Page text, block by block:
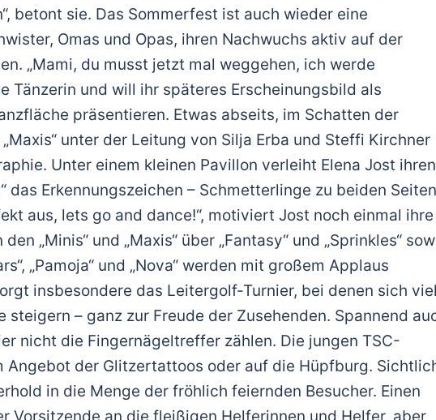
betont sie. Das Sommerfest ist auch wieder eine
Omas und Opas, ihren Nachwuchs aktiv auf der
„Mami, du musst jetzt mal weggehen, ich werde
Tänzerin und will ihr späteres Erscheinungsbild als
präsentieren. Etwas abseits, im Schatten der
„Maxis“ unter der Leitung von Silja Erba und Steffi Kirchner
Unter einem kleinen Pavillon verleiht Elena Jost ihren
das Erkennungszeichen – Schmetterlinge zu beiden Seiten
aus, lets go and dance!“, motiviert Jost noch einmal ihre
„Minis“ und „Maxis“ über „Fantasy“ und „Sprinkles“
„Pamoja“ und „Nova“ werden mit großem Applaus
insbesondere das Leitergolf-Turnier, bei denen sich
steigern – ganz zur Freude der Zusehenden. Spannend
nicht die Fingernägeltreffer zählen. Die jungen TSC-
Angebot der Glitzertattoos oder auf die Hüpfburg.
in die Menge der fröhlich feiernden Besucher. Einen